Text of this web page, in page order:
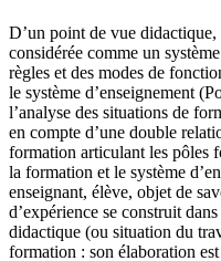
D’un point de vue
considérée comme un
règles et des modes de
le système d’enseignement
l’analyse des situations de
en compte d’une double
formation articulant les pôles
la formation et le système
enseignant, élève, objet de
d’expérience se construit
didactique (ou situation du
formation : son élaboration